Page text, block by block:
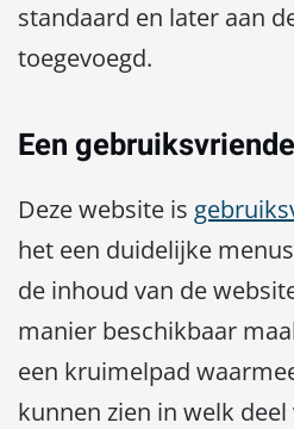
standaard en later aan
toegevoegd.
Een
Deze website is
het een duidelijke
de inhoud van de
manier beschikbaar
een kruimelpad
kunnen zien in welk